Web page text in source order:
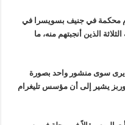
محكمة في جنيف بسويسرا في
الثلاثة الذين أنجبتهم منه، ما
يرى سوى منشور واحد بصورة
يشير إلى أن مؤسس تليغرام